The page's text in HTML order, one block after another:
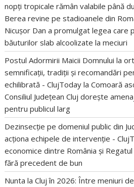
nopți tropicale rămân valabile până
Berea revine pe stadioanele din
Nicușor Dan a promulgat legea care
băuturilor slab alcoolizate la meciuri
Postul Adormirii Maicii Domnului la
semnificații, tradiții și recomandări
echilibrată - ClujToday laComoară
Consiliul Județean Cluj dorește
pentru publicul larg
Dezinsecție pe domeniul public din
acționa echipele de intervenție -
economice dintre România și
fără precedent de bun
Nunta la Cluj în 2026: Între meniuri